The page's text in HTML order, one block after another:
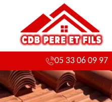
05 33 06 09 97